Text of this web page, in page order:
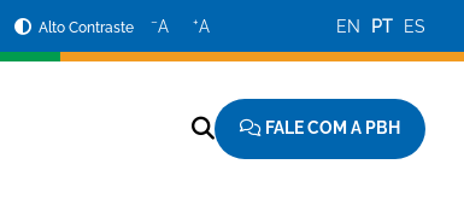
Alto Contraste −A +A EN PT ES
FALE COM A PBH